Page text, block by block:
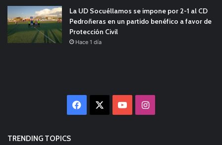
La UD Socuéllamos se impone por 2-1 al CD
Pedroñeras en un partido benéfico a favor de
Protección Civil
Hace 1 día
Facebook YouTubeInstagram
TRENDING TOPICS